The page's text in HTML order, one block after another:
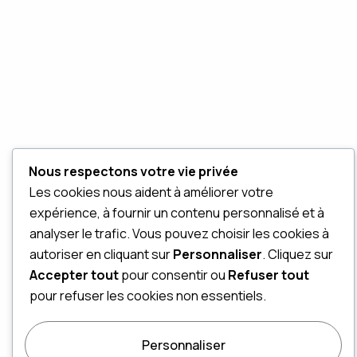
Nous respectons votre vie privée
Les cookies nous aident à améliorer votre
expérience, à fournir un contenu personnalisé et à
analyser le trafic. Vous pouvez choisir les cookies à
autoriser en cliquant surPersonnaliser. Cliquez sur
Accepter toutpour consentir ou Refuser tout
pour refuser les cookies non essentiels.
Personnaliser